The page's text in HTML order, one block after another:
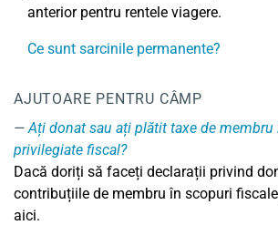
anterior pentru rentele viagere.
Ce sunt sarcinile permanente?
AJUTOARE PENTRU CÂMP
Ați donat sau ați plătit taxe de
privilegiate fiscal?
Dacă doriți să faceți declarații privind
contribuțiile de membru în scopuri
aici.